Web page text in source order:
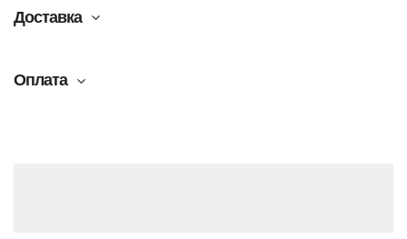
Доставка
Оплата